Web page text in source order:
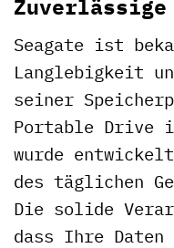
Zuverlässige
Seagate ist
Langlebigkeit
seiner
Portable Drive
wurde
des täglichen
Die solide
dass Ihre Daten